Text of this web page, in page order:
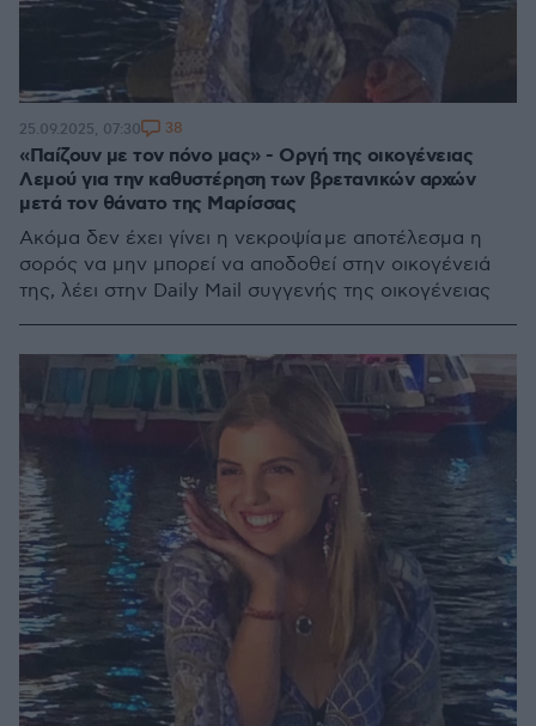
«Παίζουν με τον πόνο μας» - Οργή της οικογένειας
Λεμού για την καθυστέρηση των βρετανικών αρχών
μετά τον θάνατο της Μαρίσσας
Ακόμα δεν έχει γίνει η νεκροψία με αποτέλεσμα η
σορός να μην μπορεί να αποδοθεί στην οικογένειά
της, λέει στην Daily Mail συγγενής της οικογένειας
25.09.2025, 07:30 38